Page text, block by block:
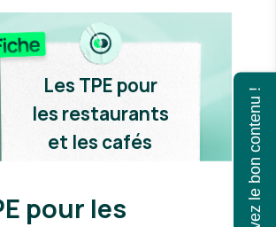
Les TPE pour
les restaurants
et les cafés
pour les
Trouvez le bon contenu !